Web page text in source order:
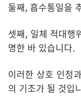
둘째, 흡수통일을
셋째, 일체 적대행
명한 바 있습니다.
이러한 상호 인정
의 기조가 될 것입